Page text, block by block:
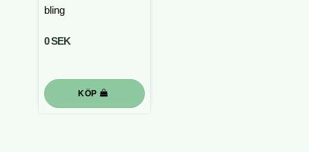
bling
0 SEK
KÖP